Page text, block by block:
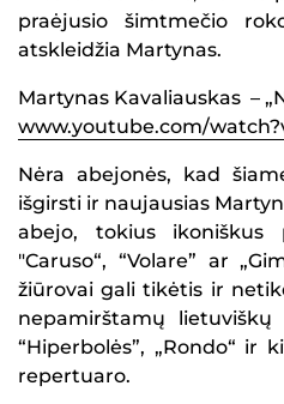
praėjusio šimtmečio
atskleidžia Martynas.
Martynas Kavaliauskas –
www.youtube.com/
Nėra abejonės, kad
išgirsti ir naujausias
abejo, tokius ikoniškus
"Caruso“, “Volare” ar
žiūrovai gali tikėtis ir
nepamirštamų
“Hiperbolės”, „Rondo“ ir
repertuaro.